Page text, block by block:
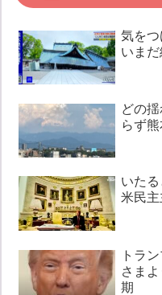
気をつ
いま
どの
らず
いた
米民
トラ
さま
期